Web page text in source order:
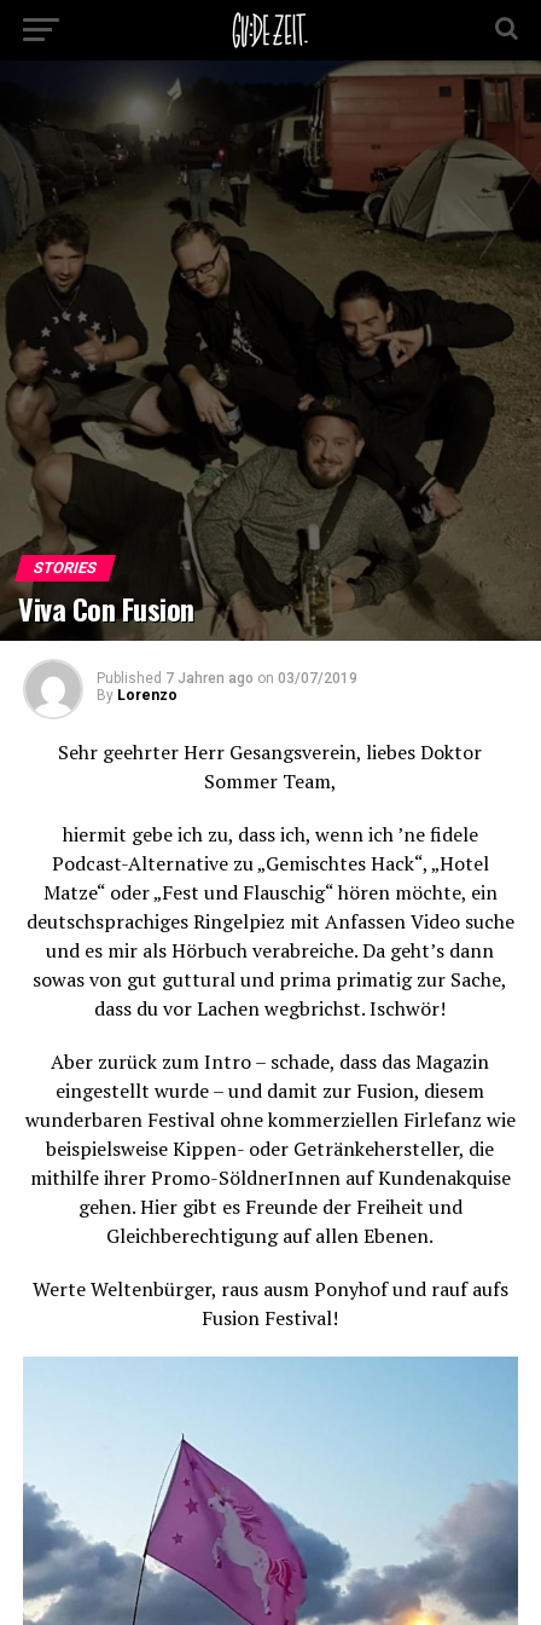
STORIES
Viva Con Fusion
Published 7 Jahren ago on 03/07/2019
By Lorenzo
Sehr geehrter Herr Gesangsverein, liebes Doktor
Sommer Team,
hiermit gebe ich zu, dass ich, wenn ich ’ne fidele
Podcast-Alternative zu „Gemischtes Hack“, „Hotel
Matze“ oder „Fest und Flauschig“ hören möchte, ein
deutschsprachiges Ringelpiez mit Anfassen Video suche
und es mir als Hörbuch verabreiche. Da geht’s dann
sowas von gut guttural und prima primatig zur Sache,
dass du vor Lachen wegbrichst. Ischwör!
Aber zurück zum Intro – schade, dass das Magazin
eingestellt wurde – und damit zur Fusion, diesem
wunderbaren Festival ohne kommerziellen Firlefanz wie
beispielsweise Kippen- oder Getränkehersteller, die
mithilfe ihrer Promo-SöldnerInnen auf Kundenakquise
gehen. Hier gibt es Freunde der Freiheit und
Gleichberechtigung auf allen Ebenen.
Werte Weltenbürger, raus ausm Ponyhof und rauf aufs
Fusion Festival!